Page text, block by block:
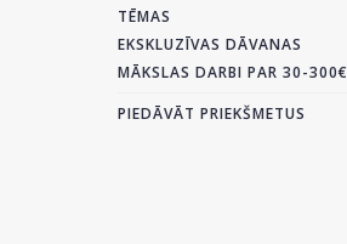
TĒMAS
EKSKLUZĪVAS DĀVANAS
MĀKSLAS DARBI PAR 30-300€
PIEDĀVĀT PRIEKŠMETUS